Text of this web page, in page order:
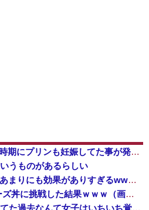
4/10【クズ】私の妊娠と同時期にプリンも妊娠してた事が発覚→夫から電話がかかってきた。父「娘に代われ？その前にする事があるだろう？」夫「僕らの恋路を邪魔しないでください！」
うものがあるらしい
【画像】『"鼻"の整形』、あまりにも効果がありすぎるwwwwwwwwwww
【薬味丼】 カツオマヨネーズ丼に挑戦した結果ｗｗｗ（画像あり）
【画像】女さん「パパ活してた過去なんて女子はいちいち覚えてないから」ｗｗｗｗｗｗ